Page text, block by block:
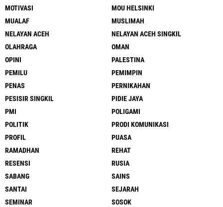
MOTIVASI
MOU HELSINKI
MUALAF
MUSLIMAH
NELAYAN ACEH
NELAYAN ACEH SINGKIL
OLAHRAGA
OMAN
OPINI
PALESTINA
PEMILU
PEMIMPIN
PENAS
PERNIKAHAN
PESISIR SINGKIL
PIDIE JAYA
PMI
POLIGAMI
POLITIK
PRODI KOMUNIKASI
PROFIL
PUASA
RAMADHAN
REHAT
RESENSI
RUSIA
SABANG
SAINS
SANTAI
SEJARAH
SEMINAR
SOSOK